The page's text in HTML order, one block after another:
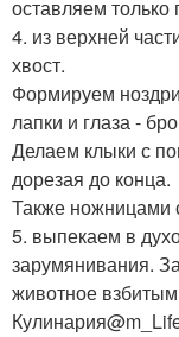
оставляем
4. из верхней
хвост.
Формируем
лапки и глаза -
Делаем клыки с
дорезая до конца.
Также ножницами
5. выпекаем в
зарумянивания.
животное